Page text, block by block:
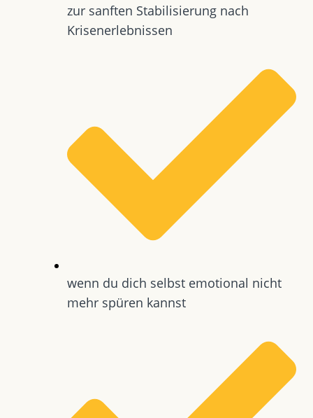
zur sanften Stabilisierung nach
Krisenerlebnissen
wenn du dich selbst emotional nicht
mehr spüren kannst